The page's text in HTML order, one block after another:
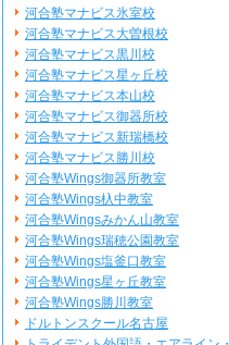
河合塾マナビス氷室校
河合塾マナビス大曽根校
河合塾マナビス黒川校
河合塾マナビス星ヶ丘校
河合塾マナビス本山校
河合塾マナビス御器所校
河合塾マナビス新瑞橋校
河合塾マナビス勝川校
河合塾Wings御器所教室
河合塾Wings杁中教室
河合塾Wingsみかん山教室
河合塾Wings瑞穂公園教室
河合塾Wings塩釜口教室
河合塾Wings星ヶ丘教室
河合塾Wings勝川教室
ドルトンスクール名古屋